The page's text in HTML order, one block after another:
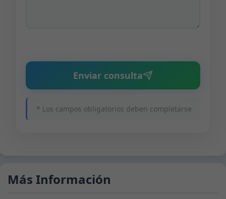
Enviar consulta
* Los campos obligatorios deben completarse
Más Información